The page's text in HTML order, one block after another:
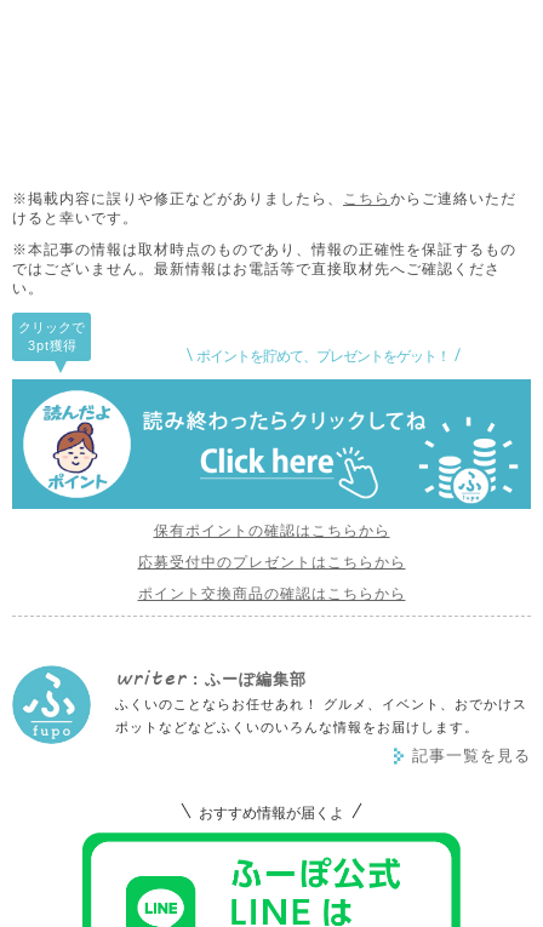
※掲載内容に誤りや修正などがありましたら、 こちら からご連絡いただ
けると幸いです。
※本記事の情報は取材時点のものであり、情報の正確性を保証するもの
ではございません。 最新情報はお電話等で直接取材先へご確認くださ
い。
ポイントを貯めて、プレゼントをゲット！
クリックで
3pt獲得
保有ポイントの確認はこちらから
応募受付中のプレゼントはこちらから
ポイント交換商品の確認はこちらから
writer : ふーぽ編集部
ふくいのことならお任せあれ！ グルメ、イベント、おでかけス
ポットなどなどふくいのいろんな情報をお届けします。
記事一覧を見る
おすすめ情報が届くよ